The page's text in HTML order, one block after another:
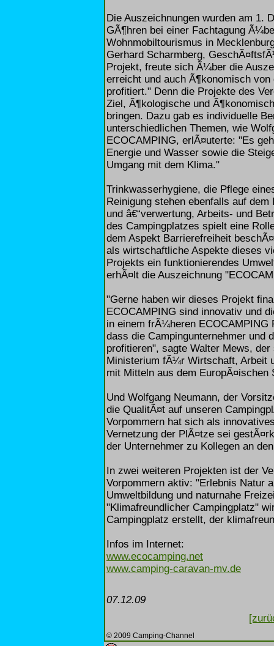
Die Auszeichnungen wurden am 1.
GÃ¶hren bei einer Fachtagung
Wohnmobiltourismus in
Gerhard Scharmberg,
Projekt, freute sich Ã¼ber die
erreicht und auch Ã¶konomisch
profitiert." Denn die Projekte des
Ziel, Ã¶kologische und
bringen. Dazu gab es individuelle
unterschiedlichen Themen, wie
ECOCAMPING, erlÃ¤uterte: "Es
Energie und Wasser sowie die
Umgang mit dem Klima."
Trinkwasserhygiene, die Pflege
Reinigung stehen ebenfalls auf
und â€“verwertung, Arbeits- und
des Campingplatzes spielt eine
dem Aspekt Barrierefreiheit
als wirtschaftliche Aspekte dieses
Projekts ein funktionierendes
erhÃ¤lt die Auszeichnung
"Gerne haben wir dieses Projekt
ECOCAMPING sind innovativ und
in einem frÃ¼heren ECOCAMPING
dass die Campingunternehmer und
profitieren", sagte Walter Mews,
Ministerium fÃ¼r Wirtschaft, Arbeit
mit Mitteln aus dem EuropÃ¤ischen
Und Wolfgang Neumann, der
die QualitÃ¤t auf unseren
Vorpommern hat sich als
Vernetzung der PlÃ¤tze sei
der Unternehmer zu Kollegen an
In zwei weiteren Projekten ist der
Vorpommern aktiv: "Erlebnis Natur
Umweltbildung und naturnahe
"Klimafreundlicher Campingplatz"
Campingplatz erstellt, der
Infos im Internet:
www.ecocamping.net
www.camping-caravan-mv.de
07.12.09
© 2009 Camping-Channel